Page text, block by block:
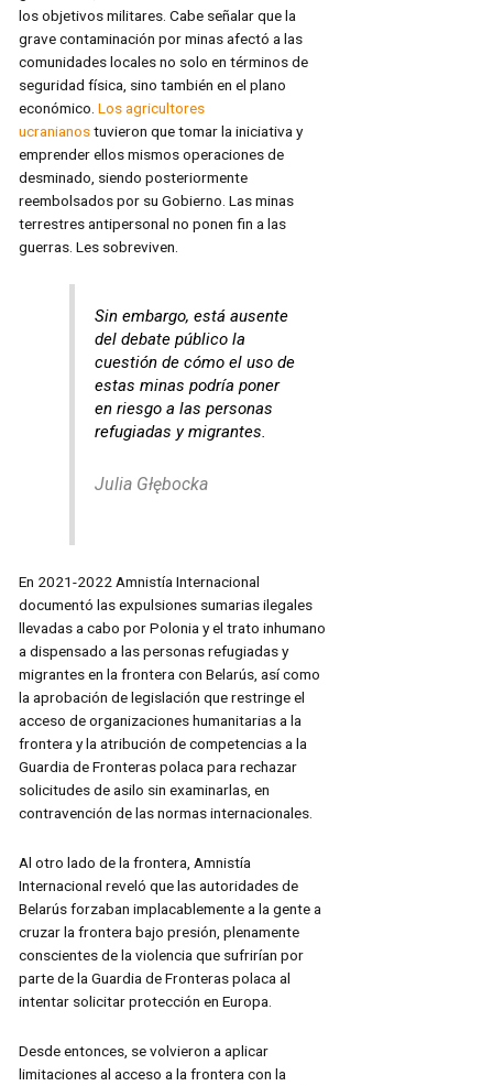
los objetivos militares. Cabe señalar que la
grave contaminación por minas afectó a las
comunidades locales no solo en términos de
seguridad física, sino también en el plano
económico.Los agricultores
ucranianostuvieron que tomar la iniciativa y
emprender ellos mismos operaciones de
desminado, siendo posteriormente
reembolsados por su Gobierno. Las minas
terrestres antipersonal no ponen fin a las
guerras. Les sobreviven.
Sin embargo, está ausente
del debate público la
cuestión de cómo el uso de
estas minas podría poner
en riesgo a las personas
refugiadas y migrantes.
Julia Głębocka
En 2021-2022 Amnistía Internacional
documentó las expulsiones sumarias ilegales
llevadas a cabo por Polonia y el trato inhumano
a dispensado a las personas refugiadas y
migrantes en la frontera con Belarús, así como
la aprobación de legislación que restringe el
acceso de organizaciones humanitarias a la
frontera y la atribución de competencias a la
Guardia de Fronteras polaca para rechazar
solicitudes de asilo sin examinarlas, en
contravención de las normas internacionales.
Al otro lado de la frontera, Amnistía
Internacional reveló que las autoridades de
Belarús forzaban implacablemente a la gente a
cruzar la frontera bajo presión, plenamente
conscientes de la violencia que sufrirían por
parte de la Guardia de Fronteras polaca al
intentar solicitar protección en Europa.
Desde entonces, se volvieron a aplicar
limitaciones al acceso a la frontera con la